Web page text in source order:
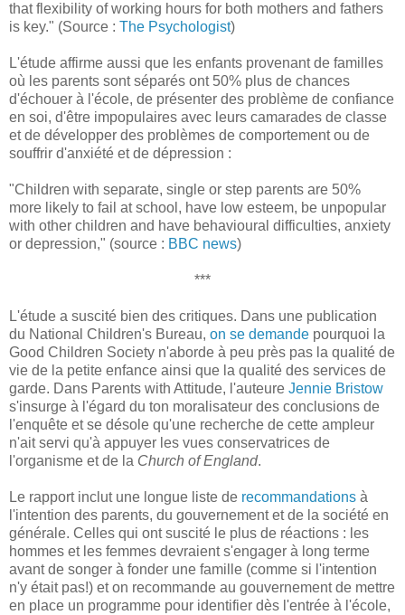
that flexibility of working hours for both mothers and fathers
is key." (Source : The Psychologist)
L'étude affirme aussi que les enfants provenant de familles
où les parents sont séparés ont 50% plus de chances
d'échouer à l'école, de présenter des problème de confiance
en soi, d'être impopulaires avec leurs camarades de classe
et de développer des problèmes de comportement ou de
souffrir d'anxiété et de dépression :
"Children with separate, single or step parents are 50%
more likely to fail at school, have low esteem, be unpopular
with other children and have behavioural difficulties, anxiety
or depression," (source : BBC news)
***
L'étude a suscité bien des critiques. Dans une publication
du National Children's Bureau, on se demande pourquoi la
Good Children Society n'aborde à peu près pas la qualité de
vie de la petite enfance ainsi que la qualité des services de
garde. Dans Parents with Attitude, l'auteure Jennie Bristow
s'insurge à l'égard du ton moralisateur des conclusions de
l'enquête et se désole qu'une recherche de cette ampleur
n'ait servi qu'à appuyer les vues conservatrices de
l'organisme et de la Church of England.
Le rapport inclut une longue liste de recommandations à
l'intention des parents, du gouvernement et de la société en
générale. Celles qui ont suscité le plus de réactions : les
hommes et les femmes devraient s'engager à long terme
avant de songer à fonder une famille (comme si l'intention
n'y était pas!) et on recommande au gouvernement de mettre
en place un programme pour identifier dès l'entrée à l'école,